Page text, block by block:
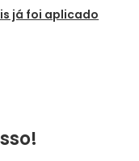
já foi aplicado